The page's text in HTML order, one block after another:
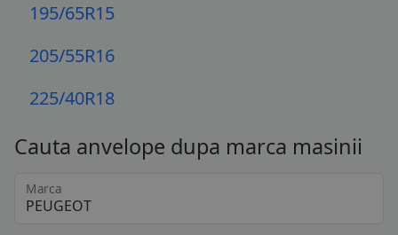
195/65R15
205/55R16
225/40R18
Cauta anvelope dupa marca masinii
Marca